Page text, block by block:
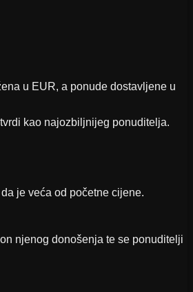
u EUR, a ponude dostavljene u
kao najozbiljnijeg ponuditelja.
je veća od početne cijene.
njenog donošenja te se ponuditelji